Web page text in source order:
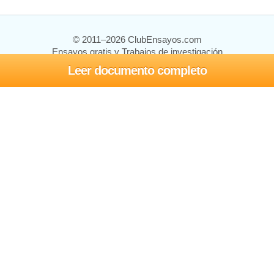
Leer documento completo
© 2011–2026 ClubEnsayos.com
Ensayos gratis y Trabajos de investigación